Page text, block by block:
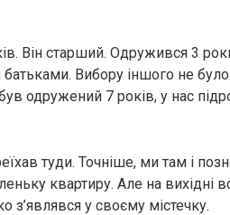
Він старший. Одружився 3
Вибору іншого не
одружений 7 років, у нас
туди. Точніше, ми там і
квартиру. Але на вихідні
з’являвся у своєму містечку.